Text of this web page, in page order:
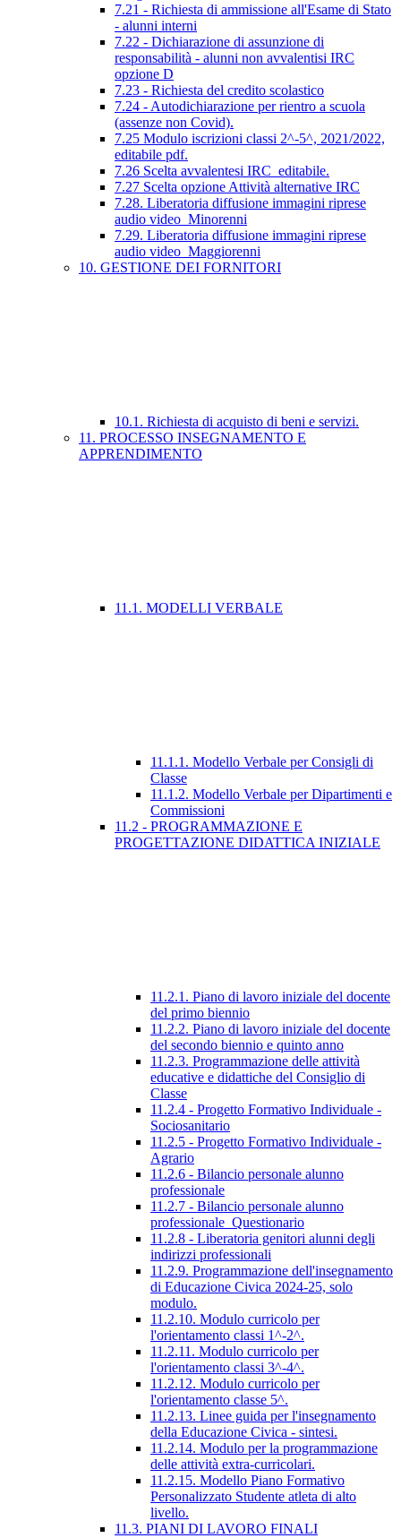
7.21 - Richiesta di ammissione all'Esame di Stato
- alunni interni
7.22 - Dichiarazione di assunzione di
responsabilità - alunni non avvalentisi IRC
opzione D
7.23 - Richiesta del credito scolastico
7.24 - Autodichiarazione per rientro a scuola
(assenze non Covid).
7.25 Modulo iscrizioni classi 2^-5^, 2021/2022,
editabile pdf.
7.26 Scelta avvalentesi IRC_editabile.
7.27 Scelta opzione Attività alternative IRC
7.28. Liberatoria diffusione immagini riprese
audio video_Minorenni
7.29. Liberatoria diffusione immagini riprese
audio video_Maggiorenni
10. GESTIONE DEI FORNITORI
10.1. Richiesta di acquisto di beni e servizi.
11. PROCESSO INSEGNAMENTO E
APPRENDIMENTO
11.1. MODELLI VERBALE
11.1.1. Modello Verbale per Consigli di
Classe
11.1.2. Modello Verbale per Dipartimenti e
Commissioni
11.2 - PROGRAMMAZIONE E
PROGETTAZIONE DIDATTICA INIZIALE
11.2.1. Piano di lavoro iniziale del docente
del primo biennio
11.2.2. Piano di lavoro iniziale del docente
del secondo biennio e quinto anno
11.2.3. Programmazione delle attività
educative e didattiche del Consiglio di
Classe
11.2.4 - Progetto Formativo Individuale -
Sociosanitario
11.2.5 - Progetto Formativo Individuale -
Agrario
11.2.6 - Bilancio personale alunno
professionale
11.2.7 - Bilancio personale alunno
professionale_Questionario
11.2.8 - Liberatoria genitori alunni degli
indirizzi professionali
11.2.9. Programmazione dell'insegnamento
di Educazione Civica 2024-25, solo
modulo.
11.2.10. Modulo curricolo per
l'orientamento classi 1^-2^.
11.2.11. Modulo curricolo per
l'orientamento classi 3^-4^.
11.2.12. Modulo curricolo per
l'orientamento classe 5^.
11.2.13. Linee guida per l'insegnamento
della Educazione Civica - sintesi.
11.2.14. Modulo per la programmazione
delle attività extra-curricolari.
11.2.15. Modello Piano Formativo
Personalizzato Studente atleta di alto
livello.
11.3. PIANI DI LAVORO FINALI